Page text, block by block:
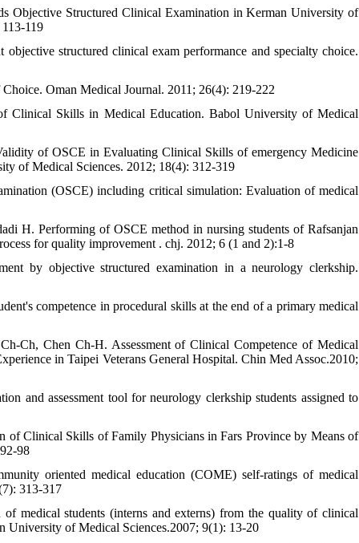
Objective Structured Clinical Examination in Kerman University of
119
structured clinical exam performance and specialty choice.
Oman Medical Journal. 2011; 26(4): 219-222
Clinical Skills in Medical Education. Babol University of Medical
of OSCE in Evaluating Clinical Skills of emergency Medicine
of Medical Sciences. 2012; 18(4): 312-319
(OSCE) including critical simulation: Evaluation of medical
H. Performing of OSCE method in nursing students of Rafsanjan
for quality improvement . chj. 2012; 6 (1 and 2):1-8
by objective structured examination in a neurology clerkship.
competence in procedural skills at the end of a primary medical
Ch, Chen Ch-H. Assessment of Clinical Competence of Medical
in Taipei Veterans General Hospital. Chin Med Assoc.2010;
and assessment tool for neurology clerkship students assigned to
Clinical Skills of Family Physicians in Fars Province by Means of
98
oriented medical education (COME) self-ratings of medical
313-317
medical students (interns and externs) from the quality of clinical
University of Medical Sciences.2007; 9(1): 13-20